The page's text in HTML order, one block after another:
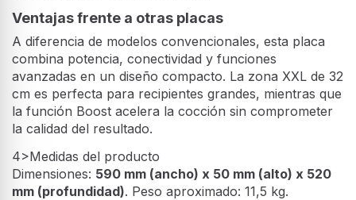
Ventajas frente a otras placas
A diferencia de modelos convencionales, esta placa
combina potencia, conectividad y funciones
avanzadas en un diseño compacto. La zona XXL de 32
cm es perfecta para recipientes grandes, mientras que
la función Boost acelera la cocción sin comprometer
la calidad del resultado.
4>Medidas del producto
Dimensiones: 590 mm (ancho) x 50 mm (alto) x 520
mm (profundidad). Peso aproximado: 11,5 kg.